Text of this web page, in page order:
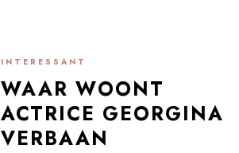
INTERESSANT
WAAR WOONT
ACTRICE GEORGINA
VERBAAN